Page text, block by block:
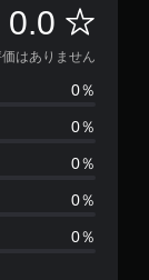
0.0 評
価
は
あ
ま
はありません
0％
0％
0％
0％
0％